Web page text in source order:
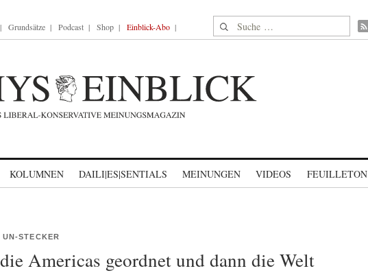
Grundsätze Podcast Shop Einblick-Abo Suche nach:
KOLUMNEN DAILI|ES|SENTIALS MEINUNGEN VIDEOS FEUILLETON
STECKER
Americas geordnet und dann die Welt